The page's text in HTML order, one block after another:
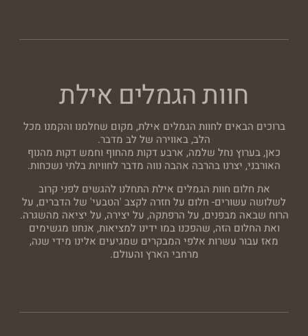
חוות הגמלים אילת
ברוכים הבאים לחוות הגמלים אילת, מקום שחלמנו והקמנו מכל
הלב, באווירה של לב מדבר.
כאן, בערוץ נחל שלמה, ארבע דקות מהחוף וחמש דקות מהנוף
האורבני, יצרנו בהרבה אהבה נווה מדבר לחוויות בלתי נשכחות.
את חלום חוות הגמלים אילת התחלנו להגשים לפני קרוב
לשלושה עשורים- חלום על חזרה לקצב 'הטבעי' של הדברים, על
הרוח שבאה מבפנים, על הרפתקה, על יצירה, על יציאה מהשגרה.
ואת החלום הזה, שהפכנו במו ידינו למציאות, אנחנו מגשימים
מאז עבור עשרות אלפי המבקרים שמגיעים אלינו מידי שנה,
מרחבי הארץ והעולם.